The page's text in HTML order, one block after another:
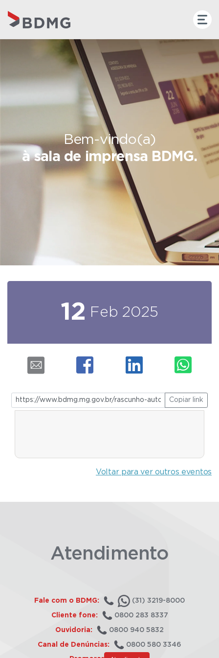
Bem-vindo(a)
à sala de imprensa BDMG.
12 Feb 2025
Copiar link
Voltar para ver outros eventos
Atendimento
Fale com o BDMG: (31) 3219-8000
Cliente fone: 0800 283 8337
Ouvidoria: 0800 940 5832
Canal de Denúncias: 0800 580 3346